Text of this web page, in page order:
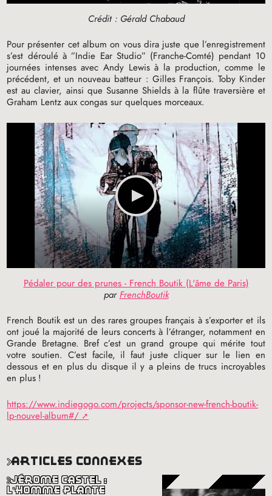
Crédit : Gérald Chabaud
Pour présenter cet album on vous dira juste que l’enregistrement
s’est déroulé à ”Indie Ear Studio” (Franche-Comté) pendant 10
journées intenses avec Andy Lewis à la production, comme le
précédent, et un nouveau batteur : Gilles François. Toby Kinder
est au clavier, ainsi que Susanne Shields à la flûte traversière et
Graham Lentz aux congas sur quelques morceaux.
Pédaler pour des prunes - French Boutik (L'âme de Paris)
parFrenchBoutik
French Boutik est un des rares groupes français à s’exporter et ils
ont joué la majorité de leurs concerts à l’étranger, notamment en
Grande Bretagne. Bref c’est un grand groupe qui mérite tout
votre soutien. C’est facile, il faut juste cliquer sur le lien en
dessous et en plus du disque il y a pleins de trucs incroyables
en plus !
https://www.indiegogo.com/projects/sponsor-new-french-boutik-
lp-nouvel-album#/
articles connexes
jérôme castel :
l’homme plante